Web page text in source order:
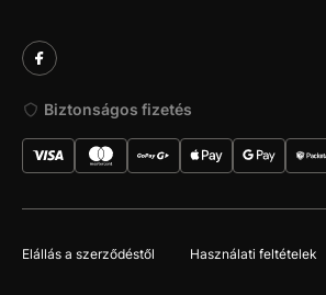
Biztonságos fizetés
Elállás a szerződéstől Használati feltételek